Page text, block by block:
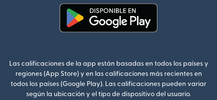
Las calificaciones de la app están basadas en todos los países y
regiones (App Store) y en las calificaciones más recientes en
todos los países (Google Play). Las calificaciones pueden variar
según la ubicación y el tipo de dispositivo del usuario.